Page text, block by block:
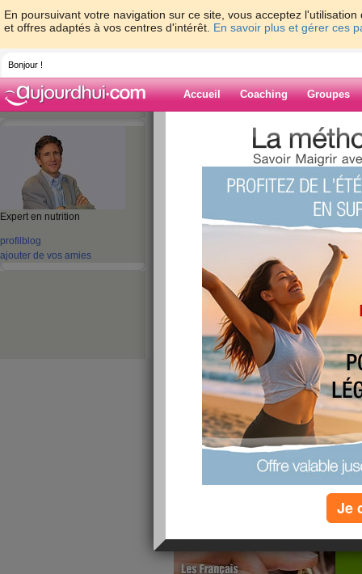
En poursuivant votre navigation sur ce site, vous acceptez
et offres adaptés à vos centres d'intérêt. En savoir plus et gérer ces
Bonjour !
Accueil Coaching Groupes
Expert en nutrition
profil blog
ajouter de vos amies
> YannRougier
Blog de
1 - 10 de 206
11 - 20 21 - 21 »
1 2 3 4 5
{RENTRÉE}
mon 1er
septembre à 13h
manquent-ils
vitamines ?!
Je